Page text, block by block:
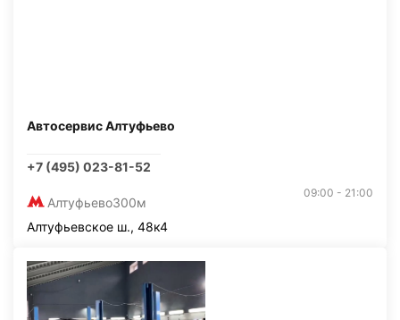
Автосервис Алтуфьево
+7 (495) 023-81-52
Алтуфьево300м
09:00 - 21:00
Алтуфьевское ш., 48к4